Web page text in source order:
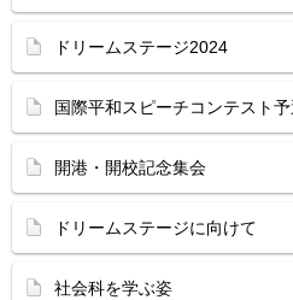
ドリームステージ2024
国際平和スピーチコンテスト
開港・開校記念集会
ドリームステージに向けて
社会科を学ぶ姿